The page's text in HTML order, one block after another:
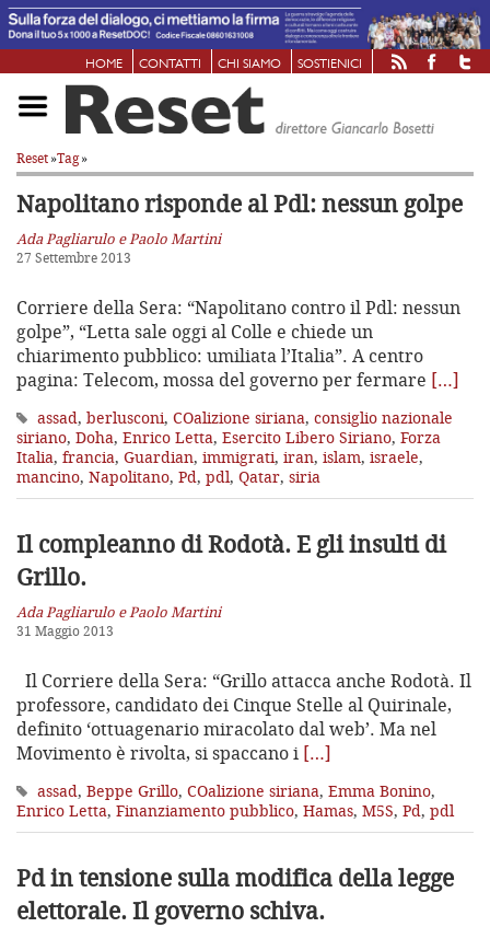
HOME CONTATTI CHI SIAMO SOSTIENICI
Reset»Tag»
Napolitano risponde al Pdl: nessun golpe
Ada Pagliarulo e Paolo Martini
27 Settembre 2013
Corriere della Sera: “Napolitano contro il Pdl: nessun
golpe”, “Letta sale oggi al Colle e chiede un
chiarimento pubblico: umiliata l’Italia”. A centro
pagina: Telecom, mossa del governo per fermare […]
assad, berlusconi, COalizione siriana, consiglio nazionale
siriano, Doha, Enrico Letta, Esercito Libero Siriano, Forza
Italia, francia, Guardian, immigrati, iran, islam, israele,
mancino, Napolitano, Pd, pdl, Qatar, siria
Il compleanno di Rodotà. E gli insulti di
Grillo.
Ada Pagliarulo e Paolo Martini
31 Maggio 2013
Il Corriere della Sera: “Grillo attacca anche Rodotà. Il
professore, candidato dei Cinque Stelle al Quirinale,
definito ‘ottuagenario miracolato dal web’. Ma nel
Movimento è rivolta, si spaccano i […]
assad, Beppe Grillo, COalizione siriana, Emma Bonino,
Enrico Letta, Finanziamento pubblico, Hamas, M5S, Pd, pdl
Pd in tensione sulla modifica della legge
elettorale. Il governo schiva.